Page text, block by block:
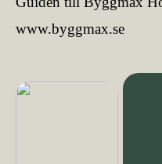
www.byggmax.se